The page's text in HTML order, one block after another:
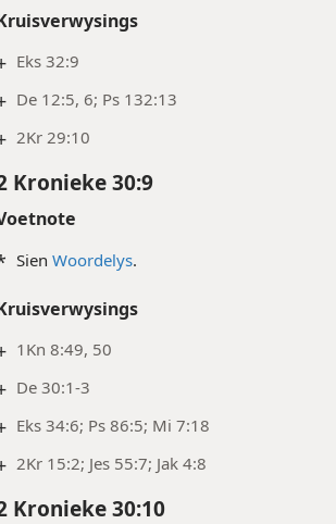
Eks 32:9
De 12:5, 6; Ps 132:13
2Kr 29:10
Kronieke 30:9
SienWoordelys.
1Kn 8:49, 50
De 30:1-3
Eks 34:6; Ps 86:5; Mi 7:18
2Kr 15:2; Jes 55:7; Jak 4:8
Kronieke 30:10